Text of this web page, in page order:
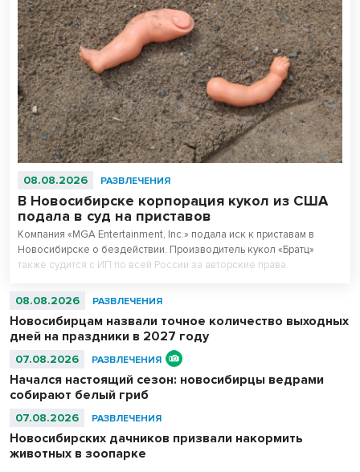
08.08.2026 РАЗВЛЕЧЕНИЯ
В Новосибирске корпорация кукол из США
подала в суд на приставов
Компания «MGA Entertainment, Inc.» подала иск к приставам в
Новосибирске о бездействии. Производитель кукол «Братц»
также судится с ИП по всей России за авторские права.
08.08.2026 РАЗВЛЕЧЕНИЯ
Новосибирцам назвали точное количество выходных
дней на праздники в 2027 году
07.08.2026 РАЗВЛЕЧЕНИЯ
Начался настоящий сезон: новосибирцы ведрами
собирают белый гриб
07.08.2026 РАЗВЛЕЧЕНИЯ
Новосибирских дачников призвали накормить
животных в зоопарке